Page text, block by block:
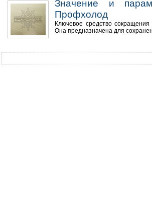
Значение и
Профхолод
Ключевое средство
Она предназначена для